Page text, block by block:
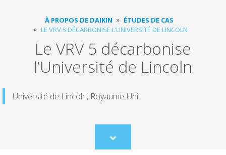
À PROPOS DE DAIKIN
ÉTUDES DE CAS
LE VRV 5 DÉCARBONISE L’UNIVERSITÉ DE LINCOLN
Le VRV 5 décarbonise
l’Université de Lincoln
Université de Lincoln, Royaume-Uni
Scroll
to